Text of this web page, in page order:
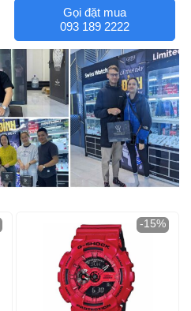
Gọi đặt mua
093 189 2222
-15%